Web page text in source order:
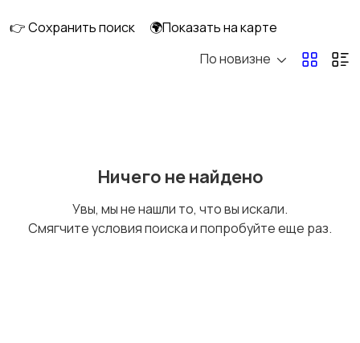
С/х животные
👉 Сохранить поиск
🌍Показать на карте
По новизне
Ничего не найдено
Увы, мы не нашли то, что вы искали.
Смягчите условия поиска и попробуйте еще раз.